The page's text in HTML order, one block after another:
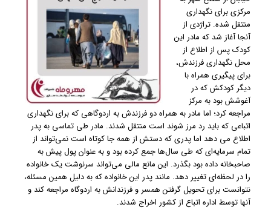
مرکزی برای نگهداری
منتقل شده. تراژدی از
آنجا آغاز شد که مادر این
کودک پس از اطلاع از
محل نگهداری فرزندش،
برای پیگیری همراه با
دیگر کودکش که در
آغوشش بود به مرکز
مراجعه کرد؛ اما مادر به همراه دو فرزندش به اردوگاهی که برای نگهداری
اتباعی که باید رد مرز شوند است منتقل شدند. مادر طی تماسی به پدر
اطلاع می دهد اما پدری که دستش از همه جا کوتاه است نمی‌تواند از
تمام سرمایه‌ای که طی سال‌ها جمع کرده بود و به عنوان پول پیش به
صاحبخانه داده بود بگذرد. این مانع مالی می‌تواند سرنوشت یک خانواده
را در لحظه‌ای تغییر دهد. مانند پدر این خانواده که به دلیل همین مسئله،
نتوانست برای تحویل گرفتن همسر و فرزندانش به اردوگاه مراجعه کند و
آنها توسط اداره اتباع از کشور اخراج شدند.